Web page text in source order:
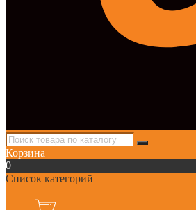
Корзина
0
Список категорий